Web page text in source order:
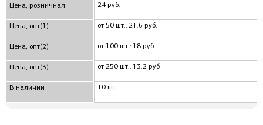
Цена, розничная
Цена, опт(1)
Цена, опт(2)
Цена, опт(3)
В наличии
24 руб.
от 50 шт.: 21.6 руб.
от 100 шт.: 18 руб
от 250 шт.: 13.2 руб
10 шт.